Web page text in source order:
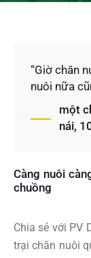
“Giờ chăn
nuôi nữa
một
nái,
Càng nuôi
chuồng
Chia sẻ với PV
trại chăn nuôi